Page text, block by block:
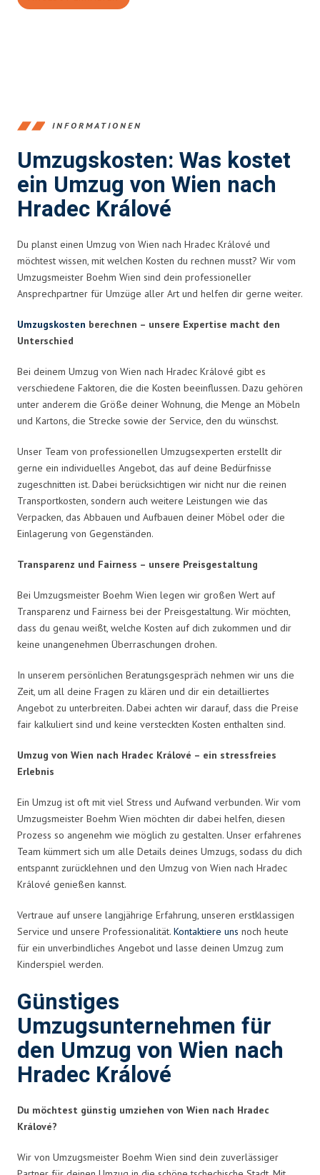
INFORMATIONEN
Umzugskosten: Was kostet
ein Umzug von Wien nach
Hradec Králové
Du planst einen Umzug von Wien nach Hradec Králové und
möchtest wissen, mit welchen Kosten du rechnen musst? Wir vom
Umzugsmeister Boehm Wien sind dein professioneller
Ansprechpartner für Umzüge aller Art und helfen dir gerne weiter.
Umzugskosten berechnen – unsere Expertise macht den
Unterschied
Bei deinem Umzug von Wien nach Hradec Králové gibt es
verschiedene Faktoren, die die Kosten beeinflussen. Dazu gehören
unter anderem die Größe deiner Wohnung, die Menge an Möbeln
und Kartons, die Strecke sowie der Service, den du wünschst.
Unser Team von professionellen Umzugsexperten erstellt dir
gerne ein individuelles Angebot, das auf deine Bedürfnisse
zugeschnitten ist. Dabei berücksichtigen wir nicht nur die reinen
Transportkosten, sondern auch weitere Leistungen wie das
Verpacken, das Abbauen und Aufbauen deiner Möbel oder die
Einlagerung von Gegenständen.
Transparenz und Fairness – unsere Preisgestaltung
Bei Umzugsmeister Boehm Wien legen wir großen Wert auf
Transparenz und Fairness bei der Preisgestaltung. Wir möchten,
dass du genau weißt, welche Kosten auf dich zukommen und dir
keine unangenehmen Überraschungen drohen.
In unserem persönlichen Beratungsgespräch nehmen wir uns die
Zeit, um all deine Fragen zu klären und dir ein detailliertes
Angebot zu unterbreiten. Dabei achten wir darauf, dass die Preise
fair kalkuliert sind und keine versteckten Kosten enthalten sind.
Umzug von Wien nach Hradec Králové – ein stressfreies
Erlebnis
Ein Umzug ist oft mit viel Stress und Aufwand verbunden. Wir vom
Umzugsmeister Boehm Wien möchten dir dabei helfen, diesen
Prozess so angenehm wie möglich zu gestalten. Unser erfahrenes
Team kümmert sich um alle Details deines Umzugs, sodass du dich
entspannt zurücklehnen und den Umzug von Wien nach Hradec
Králové genießen kannst.
Vertraue auf unsere langjährige Erfahrung, unseren erstklassigen
Service und unsere Professionalität. Kontaktiere uns noch heute
für ein unverbindliches Angebot und lasse deinen Umzug zum
Kinderspiel werden.
Günstiges
Umzugsunternehmen für
den Umzug von Wien nach
Hradec Králové
Du möchtest günstig umziehen von Wien nach Hradec
Králové?
Wir von Umzugsmeister Boehm Wien sind dein zuverlässiger